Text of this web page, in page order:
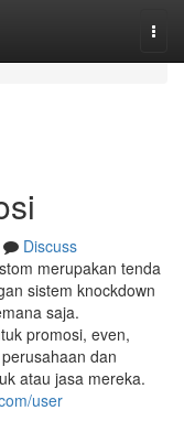
Discuss
merupakan tenda
sistem knockdown
saja.
promosi, even,
dan
atau jasa mereka.
user